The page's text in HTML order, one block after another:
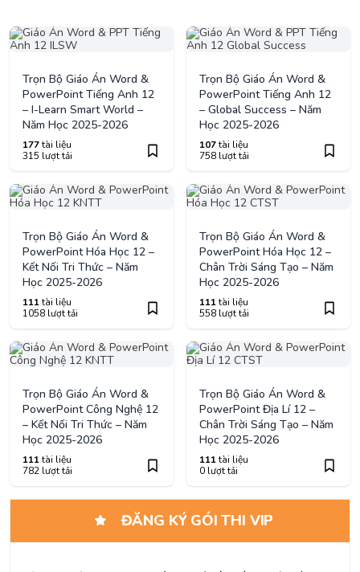
Trọn Bộ Giáo Án Word &
PowerPoint Tiếng Anh 12
– I-Learn Smart World –
Năm Học 2025-2026
177tài liệu
315 lượt tải
Trọn Bộ Giáo Án Word &
PowerPoint Tiếng Anh 12
– Global Success – Năm
Học 2025-2026
107tài liệu
758 lượt tải
Trọn Bộ Giáo Án Word &
PowerPoint Hóa Học 12 –
Kết Nối Tri Thức – Năm
Học 2025-2026
111tài liệu
1058 lượt tải
Trọn Bộ Giáo Án Word &
PowerPoint Hóa Học 12 –
Chân Trời Sáng Tạo – Năm
Học 2025-2026
111tài liệu
558 lượt tải
Trọn Bộ Giáo Án Word &
PowerPoint Công Nghệ 12
– Kết Nối Tri Thức – Năm
Học 2025-2026
111tài liệu
782 lượt tải
Trọn Bộ Giáo Án Word &
PowerPoint Địa Lí 12 –
Chân Trời Sáng Tạo – Năm
Học 2025-2026
111tài liệu
0 lượt tải
ĐĂNG KÝ GÓI THI VIP